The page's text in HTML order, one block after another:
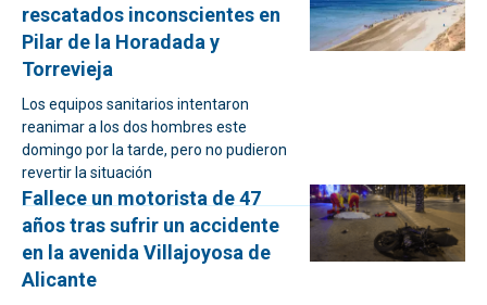
rescatados inconscientes en
Pilar de la Horadada y
Torrevieja
Los equipos sanitarios intentaron
reanimar a los dos hombres este
domingo por la tarde, pero no pudieron
revertir la situación
Fallece un motorista de 47
años tras sufrir un accidente
en la avenida Villajoyosa de
Alicante